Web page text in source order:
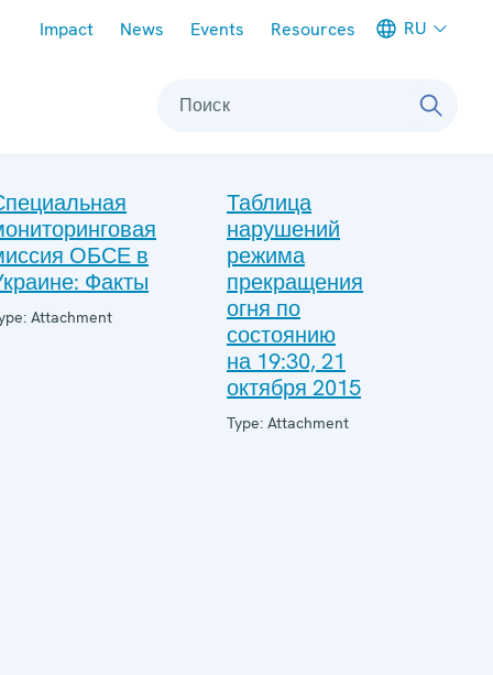
Impact News Events Resources RU
Поиск
ОБСЕ в
Факты
Attachment
Таблица
нарушений
режима
прекращения
огня по
состоянию
на 19:30, 21
октября 2015
Type: Attachment